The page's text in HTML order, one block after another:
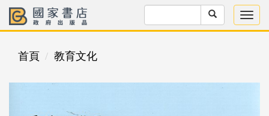
首頁 教育文化